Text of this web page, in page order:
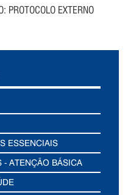
PROTOCOLO EXTERNO
ESSENCIAIS
- ATENÇÃO BÁSICA